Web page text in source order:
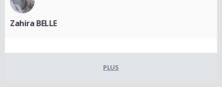
Zahira BELLE
PLUS